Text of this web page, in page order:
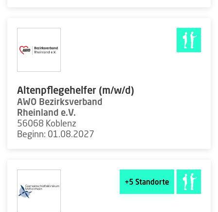
Altenpflegehelfer (m/w/d)
AWO Bezirksverband
Rheinland e.V.
56068 Koblenz
Beginn: 01.08.2027
+5 Standorte